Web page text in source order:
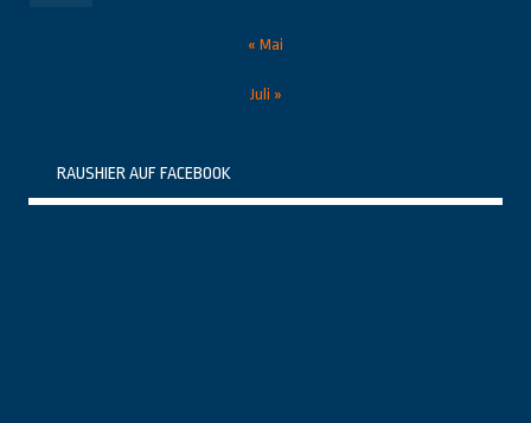
« Mai
Juli »
RAUSHIER AUF FACEBOOK